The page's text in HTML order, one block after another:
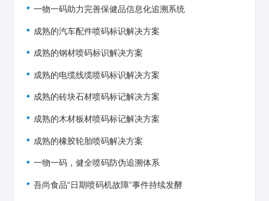
一物一码助力完善保健品信息化追溯系统
成熟的汽车配件喷码标识解决方案
成熟的钢材喷码标识解决方案
成熟的电缆线缆喷码标识解决方案
成熟的砖块石材喷码标记解决方案
成熟的木材板材喷码标记解决方案
成熟的橡胶轮胎喷码解决方案
一物一码，健全喷码防伪追溯体系
吾尚食品“日期喷码机故障”事件持续发酵